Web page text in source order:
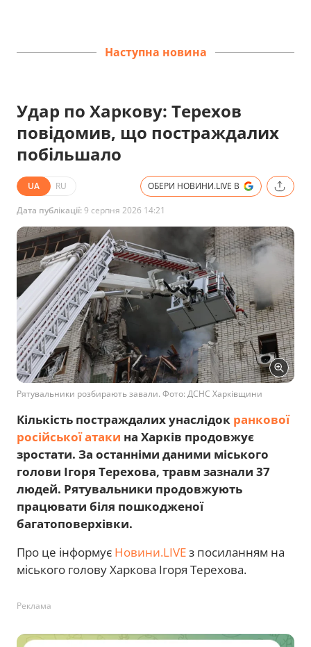
Наступна новина
Удар по Харкову: Терехов
повідомив, що постраждалих
побільшало
UA RU ОБЕРИ НОВИНИ.LIVE В
Дата публікації:9 серпня 2026 14:21
Рятувальники розбирають завали. Фото: ДСНС Харківщини
Кількість постраждалих унаслідок ранкової
російської атаки на Харків продовжує
зростати. За останніми даними міського
голови Ігоря Терехова, травм зазнали 37
людей. Рятувальники продовжують
працювати біля пошкодженої
багатоповерхівки.
Про це інформує Новини.LIVEз посиланням на
міського голову Харкова Ігоря Терехова.
Реклама